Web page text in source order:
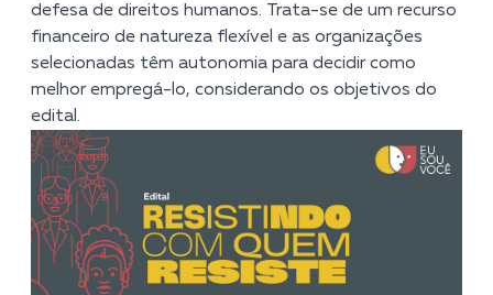
defesa de direitos humanos. Trata-se de um recurso
financeiro de natureza flexível e as organizações
selecionadas têm autonomia para decidir como
melhor empregá-lo, considerando os objetivos do
edital.